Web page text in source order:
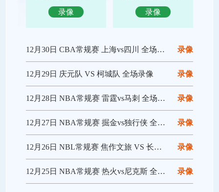
录像
录像
录像
12月30日 CBA常规赛 上海vs四川 全场录像回放
录像
12月29日 庆元队 VS 柯城队 全场录像
录像
12月28日 NBA常规赛 雷霆vs马刺 全场录像回放
录像
12月27日 NBA常规赛 掘金vs独行侠 全场录像回放
录像
12月26日 NBL常规赛 焦作文旅 VS 长沙勇胜 全场录像
录像
12月25日 NBA常规赛 热火vs尼克斯 全场录像回放